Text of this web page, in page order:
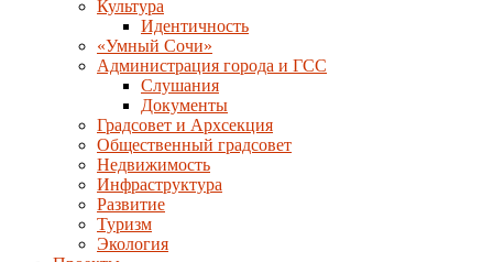
Культура
Идентичность
«Умный Сочи»
Администрация города и ГСС
Слушания
Документы
Градсовет и Архсекция
Общественный градсовет
Недвижимость
Инфраструктура
Развитие
Туризм
Экология